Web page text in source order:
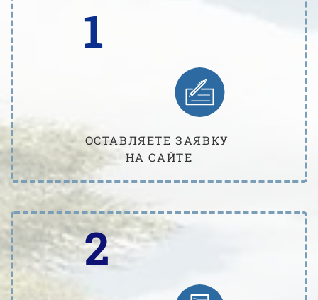
1
ОСТАВЛЯЕТЕ ЗАЯВКУ
НА САЙТЕ
2